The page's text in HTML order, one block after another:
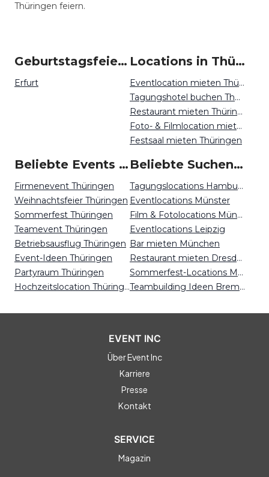
Thüringen feiern.
Geburtstagsfeiern um Thüringen
Erfurt
Locations in Thüringen mieten
Eventlocation mieten Thüringen
Tagungshotel buchen Thüringen
Restaurant mieten Thüringen
Foto- & Filmlocation mieten Thüringen
Festsaal mieten Thüringen
Beliebte Events in Thüringen
Firmenevent Thüringen
Weihnachtsfeier Thüringen
Sommerfest Thüringen
Teamevent Thüringen
Betriebsausflug Thüringen
Event-Ideen Thüringen
Partyraum Thüringen
Hochzeitslocation Thüringen
Beliebte Suchen auf Event Inc
Tagungslocations Hamburg
Eventlocations Münster
Film & Fotolocations München
Eventlocations Leipzig
Bar mieten München
Restaurant mieten Dresden
Sommerfest-Locations Magdeburg
Teambuilding Ideen Bremen
EVENT INC
Über Event Inc
Karriere
Presse
Kontakt
SERVICE
Magazin